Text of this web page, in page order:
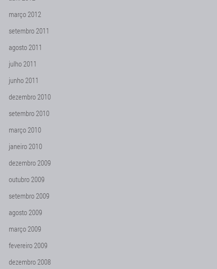
março 2012
setembro 2011
agosto 2011
julho 2011
junho 2011
dezembro 2010
setembro 2010
março 2010
janeiro 2010
dezembro 2009
outubro 2009
setembro 2009
agosto 2009
março 2009
fevereiro 2009
dezembro 2008